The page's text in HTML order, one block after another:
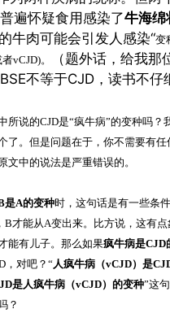
遍怀疑食用感染了牛海绵
的牛肉可能会引发人感染“变
vCJD)。
（题外话，给我
不等于CJD，读书不仔
所说的CJD是“疯牛病”的变种吗？
了。但是问题在于 ，你不需要有
原文中的说法是严重错误的 。
是A的变种时，这句话是有一些条
B才能从A变出来。比方说，这有
能有儿子。那么如果疯牛病是CJD
，对吧？“人疯牛病（vCJD）是
是人疯牛病（vCJD）的变种”这
？